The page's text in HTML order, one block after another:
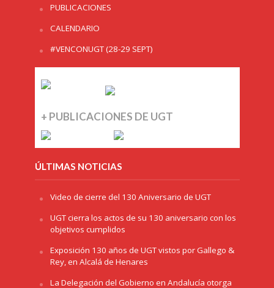
PUBLICACIONES
CALENDARIO
#VENCONUGT (28-29 SEPT)
+ PUBLICACIONES DE UGT
ÚLTIMAS NOTICIAS
Video de cierre del 130 Aniversario de UGT
UGT cierra los actos de su 130 aniversario con los
objetivos cumplidos
Exposición 130 años de UGT vistos por Gallego &
Rey, en Alcalá de Henares
La Delegación del Gobierno en Andalucía otorga